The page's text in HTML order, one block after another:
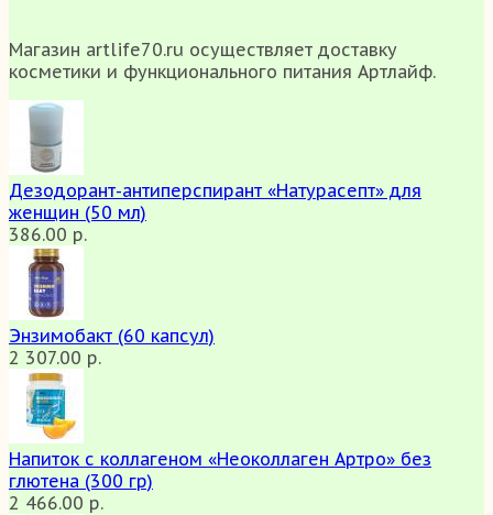
Магазин artlife70.ru осуществляет доставку
косметики и функционального питания Артлайф.
Дезодорант-антиперспирант «Натурасепт» для
женщин (50 мл)
386.00 р.
Энзимобакт (60 капсул)
2 307.00 р.
Напиток с коллагеном «Неоколлаген Артро» без
глютена (300 гр)
2 466.00 р.